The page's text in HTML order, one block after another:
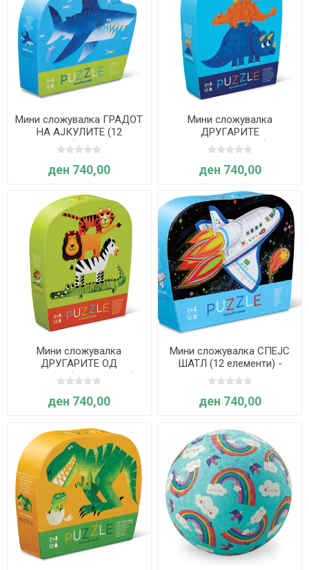
Мини сложувалка ГРАДОТ
НА АЈКУЛИТЕ (12
елементи) - Crocodile
Creek
ден 740,00
Мини сложувалка
ДРУГАРИТЕ
ДИНОСАУРУСИ (12
елементи) - Crocodile
Creek
ден 740,00
Мини сложувалка
ДРУГАРИТЕ ОД
ЏУНГЛАТА (12 елементи) -
Crocodile Creek
ден 740,00
Мини сложувалка СПЕЈС
ШАТЛ (12 елементи) -
Crocodile Creek
ден 740,00